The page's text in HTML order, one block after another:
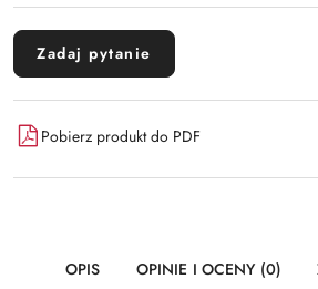
Zadaj pytanie
Pobierz produkt do PDF
OPIS OPINIE I OCENY (0)